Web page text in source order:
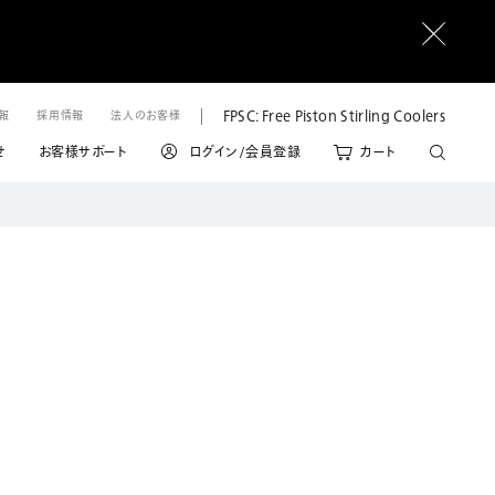
採用情報 法人のお客様
FPSC: Free Piston Stirling Coolers
お客様サポート ログイン/会員登録 カート